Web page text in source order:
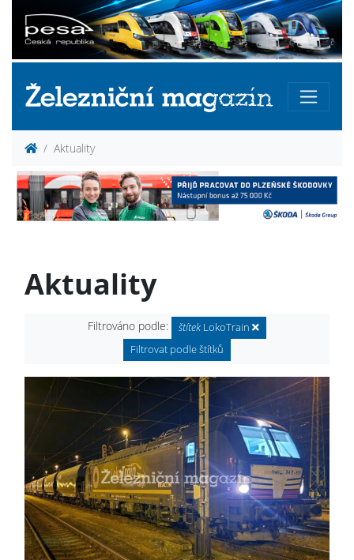
Aktuality
Aktuality
Filtrováno podle: štítek LokoTrain
Filtrovat podle štítků